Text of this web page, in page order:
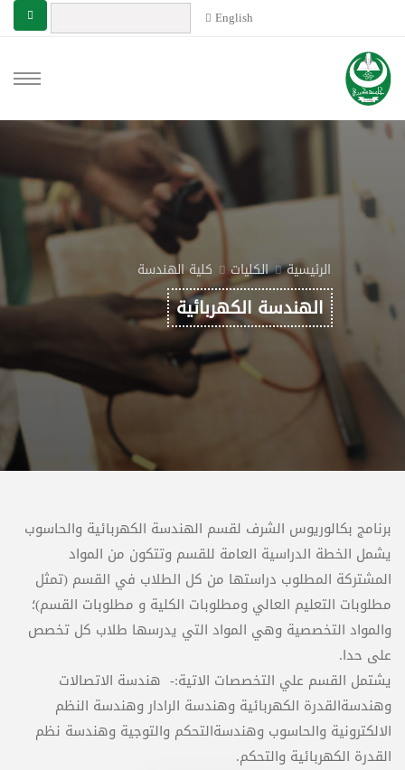
English
الرئيسية الكليات كلية الهندسة
الهندسة الكهربائية
برنامج بكالوريوس الشرف لقسم الهندسة الكهربائية والحاسوب
يشمل الخطة الدراسية العامة للقسم وتتكون من المواد
المشتركة المطلوب دراستها من كل الطلاب في القسم (تمثل
مطلوبات التعليم العالي ومطلوبات الكلية و مطلوبات القسم)؛
والمواد التخصصية وهي المواد التي يدرسها طلاب كل تخصص
على حدا.
يشتمل القسم علي التخصصات الاتية:- هندسة الاتصالات
وهندسةالقدرة الكهربائية وهندسة الرادار وهندسة النظم
الالكترونية والحاسوب وهندسةالتحكم والتوجية وهندسة نظم
القدرة الكهربائية والتحكم.